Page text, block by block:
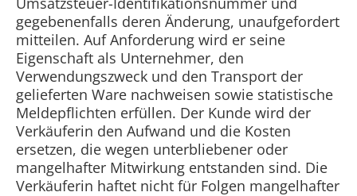
gegebenenfalls deren Änderung, unaufgefordert
mitteilen. Auf Anforderung wird er seine
Eigenschaft als Unternehmer, den
Verwendungszweck und den Transport der
gelieferten Ware nachweisen sowie statistische
Meldepflichten erfüllen. Der Kunde wird der
Verkäuferin den Aufwand und die Kosten
ersetzen, die wegen unterbliebener oder
mangelhafter Mitwirkung entstanden sind. Die
Verkäuferin haftet nicht für Folgen mangelhafter